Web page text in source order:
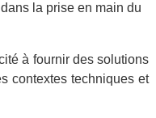
la prise en main du
à fournir des solutions
contextes techniques et